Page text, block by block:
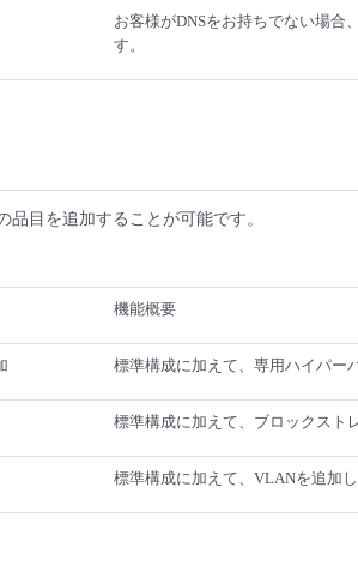
お客様がDNSをお持ちでない場合
す。
品目を追加することが可能です。
機能概要
標準構成に加えて、専用ハイパー
標準構成に加えて、ブロックスト
標準構成に加えて、VLANを追加し